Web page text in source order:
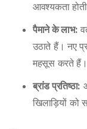
आवश्यकता
पैमाने के लाभ:
उठाते हैं। नए
महसूस करते हैं।
ब्रांड प्रतिष्ठा:
खिलाड़ियों को